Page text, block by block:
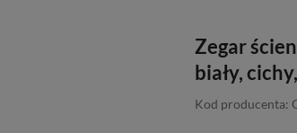
Zegar
biały,
Kod producenta: